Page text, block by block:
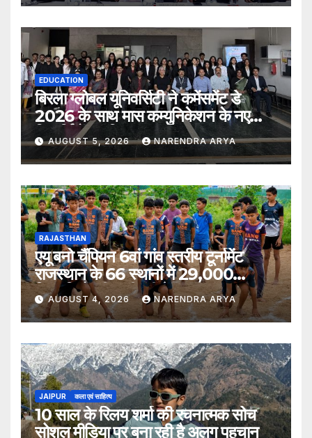
EDUCATION
बिरला ग्लोबल यूनिवर्सिटी ने कमेंसमेंट डे
2026 के साथ मास कम्युनिकेशन के नए
विद्यार्थियों का किया स्वागत
AUGUST 5, 2026 NARENDRA ARYA
RAJASTHAN
एयू बनो चैंपियन 6वां गांव स्तरीय टूर्नामेंट
राजस्थान के 66 स्थानों में 29,000
खिलाड़ियों की भागीदारी के साथ संपन्न हुआ
AUGUST 4, 2026 NARENDRA ARYA
JAIPUR कला एवं साहित्य
10 साल के रिलय शर्मा की रचनात्मक सोच
सोशल मीडिया पर बना रही है अलग पहचान